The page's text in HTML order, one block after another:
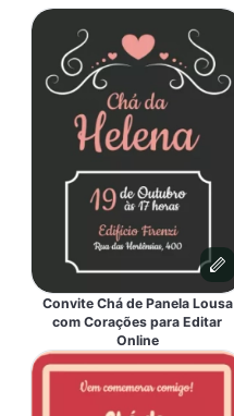
Convite Chá de Panela Lousa
com Corações para Editar
Online